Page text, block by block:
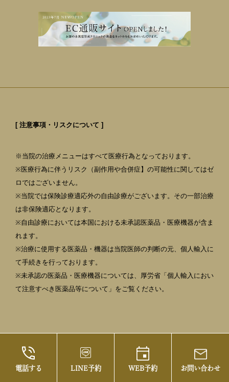
電話する LINE予約 WEB予約 お問い合わせ
[ 注意事項・リスクについて ]
※当院の治療メニューはすべて医療行為となっております。
※医療行為に伴うリスク（副作用や合併症】の可能性に関してはゼ
ロではございません。
※当院では保険診療適応外の自由診療がございます。その一部治療
は非保険適応となります。
※自由診療においては本国における未承認医薬品・医療機器が含ま
れます。
※治療に使用する医薬品・機器は当院医師の判断の元、個人輸入に
て手続きを行っております。
※未承認の医薬品・医療機器については、厚労省「個人輸入におい
て注意すべき医薬品等について」をご覧ください。